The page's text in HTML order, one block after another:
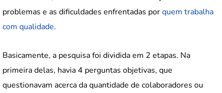
problemas e as dificuldades enfrentadas porquem trabalha
com qualidade.
Basicamente, a pesquisa foi dividida em 2 etapas. Na
primeira delas, havia 4 perguntas objetivas, que
questionavam acerca da quantidade de colaboradores ou